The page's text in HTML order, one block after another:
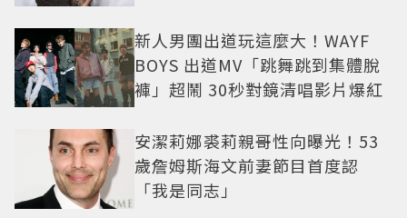
新人男團出道玩這麼大！WAYF
BOYS 出道MV「跳舞跳到集體脫
褲」超鬧 30秒對鏡清唱影片爆紅
安潔莉娜裘莉親哥性向曝光！53
歲詹姆斯海文前妻節目首度認
「我是同志」